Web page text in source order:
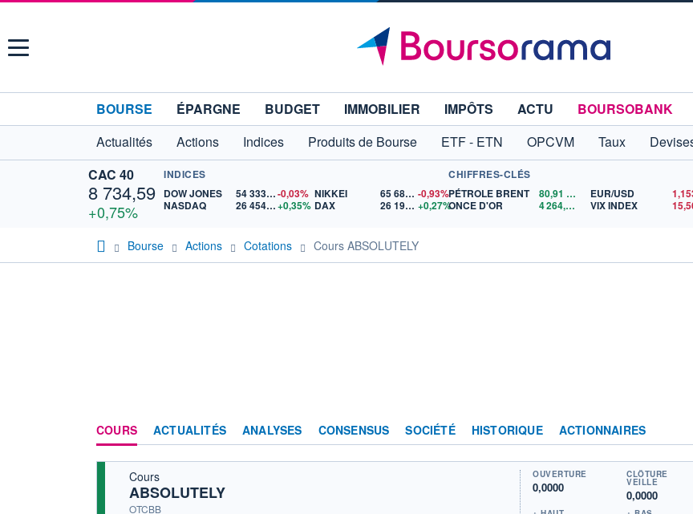
Menu
BOURSE ÉPARGNE BUDGET IMMOBILIER IMPÔTS ACTU
BOURSOBANK
Actualités
Actions Indices Produits de Bourse ETF - ETN OPCVM Taux
CAC 40
8 734,59
+0,75%
INDICES
DOW JONES
54 333,57-0,03%
NASDAQ
26 454,70+0,35%
NIKKEI 65 683,26 -0,93%
DAX
26 197,08 +0,27%
CHIFFRES-CLÉS
PÉTROLE BRENT
80,91
ONCE D'OR
4 264,86 $US
EUR/USD
VIX INDEX
Bourse Actions Cotations Cours ABSOLUTELY
COURS ACTUALITÉS ANALYSES CONSENSUS SOCIÉTÉ HISTORIQUE ACTIONNAIRES
Cours
ABSOLUTELY
OTCBB
OUVERTURE
0,0000
CLÔTURE
VEILLE
0,0000